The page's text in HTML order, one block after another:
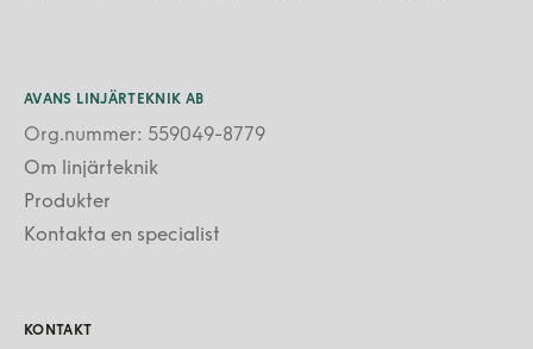
AVANS LINJÄRTEKNIK AB
Org.nummer: 559049-8779
Om linjärteknik
Produkter
Kontakta en specialist
KONTAKT